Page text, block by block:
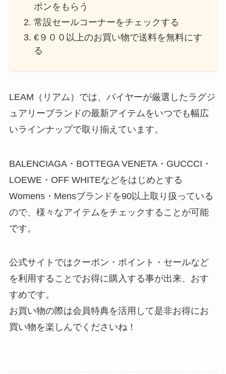
ポンをもらう
常設セールコーナーをチェックする
€９００以上のお買い物で送料を無料にす
る
LEAM（リアム）では、バイヤーが厳選したラグジ
ュアリーブランドの最新アイテムをいつでも幅広
いラインナップで取り揃えています。
BALENCIAGA・BOTTEGA VENETA・GUCCCI・
LOEWE・OFF WHITEなどをはじめとする
Womens・Mensブランドを90以上取り扱っている
ので、様々なアイテムをチェックすることが可能
です。
公式サイトではクーポン・ポイント・セールなど
を利用することでお得に購入する事が出来、おす
すめです。
お買い物の際は会員特典を活用して是非お得にお
買い物を楽しんでくださいね！